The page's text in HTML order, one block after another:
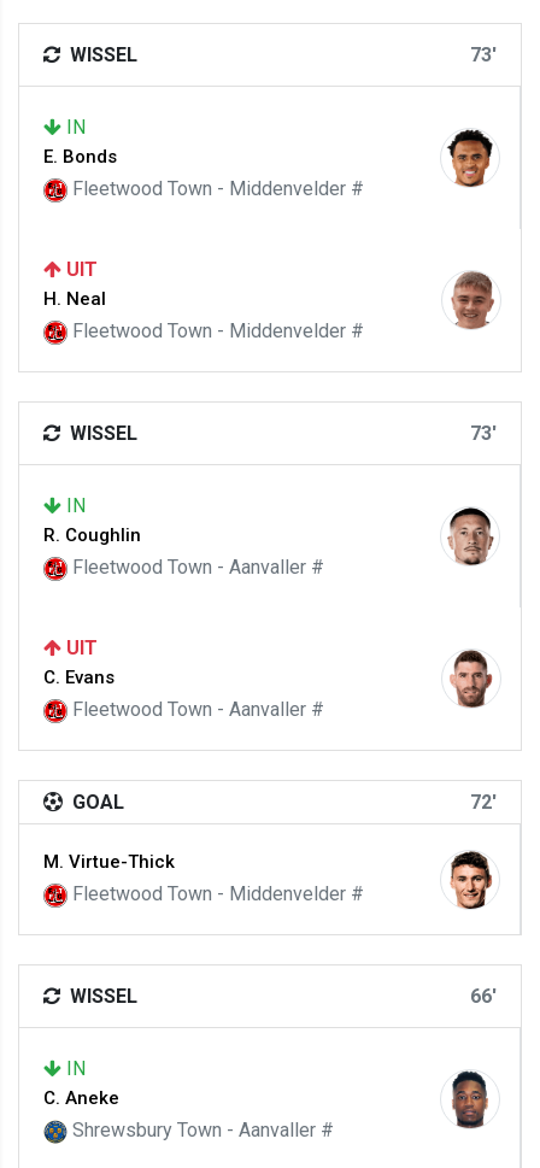
WISSEL 73'
IN
E. Bonds
Fleetwood Town - Middenvelder #
UIT
H. Neal
Fleetwood Town - Middenvelder #
WISSEL 73'
IN
R. Coughlin
Fleetwood Town - Aanvaller #
UIT
C. Evans
Fleetwood Town - Aanvaller #
GOAL 72'
M. Virtue-Thick
Fleetwood Town - Middenvelder #
WISSEL 66'
IN
C. Aneke
Shrewsbury Town - Aanvaller #